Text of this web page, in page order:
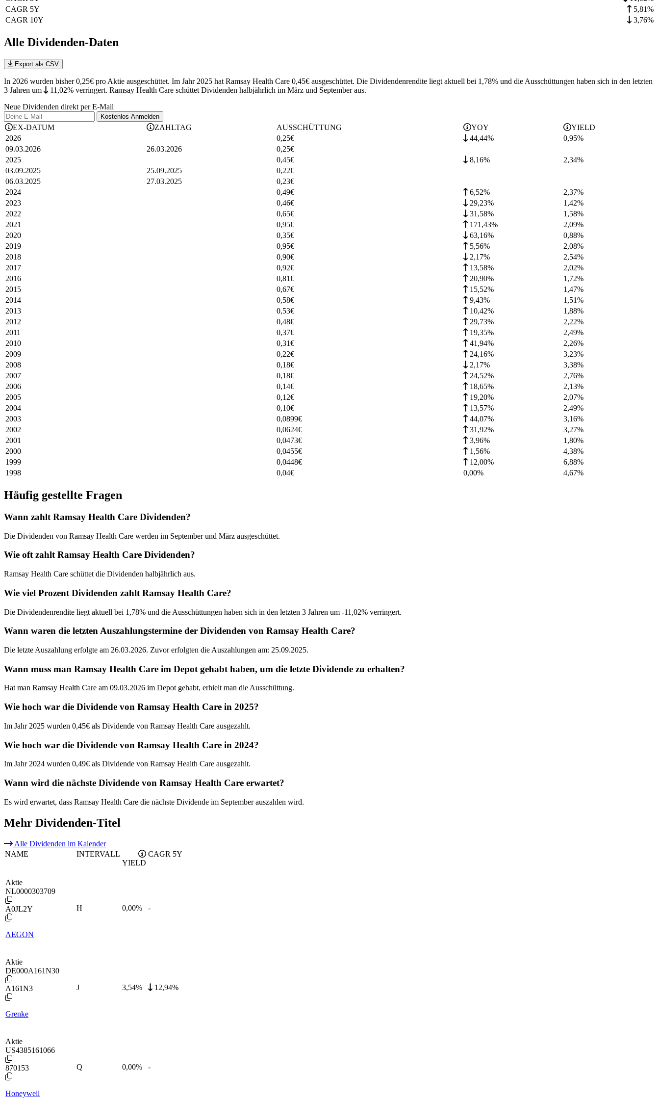
CAGR 5Y
5,81%
CAGR 10Y
3,76%
Alle Dividenden-Daten
Export als CSV
In 2026 wurden bisher 0,25€ pro Aktie ausgeschüttet. Im Jahr 2025 hat Ramsay Health Care 0,45€ ausgeschüttet. Die Dividendenrendite liegt aktuell bei 1,78% und die Ausschüttungen haben sich in den letzten
3 Jahren um 11,02% verringert. Ramsay Health Care schüttet Dividenden halbjährlich im März und September aus.
Neue Dividenden direkt per E-Mail
Kostenlos Anmelden
EX-DATUM ZAHLTAG AUSSCHÜTTUNG YOY
YIELD
2026
0,25€ 44,44% 0,95%
09.03.2026
26.03.2026 0,25€
2025
0,45€ 8,16% 2,34%
03.09.2025
25.09.2025 0,22€
06.03.2025
27.03.2025 0,23€
2024
0,49€ 6,52% 2,37%
2023
0,46€ 29,23% 1,42%
2022
0,65€ 31,58% 1,58%
2021
0,95€ 171,43% 2,09%
2020
0,35€ 63,16% 0,88%
2019
0,95€ 5,56% 2,08%
2018
0,90€ 2,17% 2,54%
2017
0,92€ 13,58% 2,02%
2016
0,81€ 20,90% 1,72%
2015
0,67€ 15,52% 1,47%
2014
0,58€ 9,43% 1,51%
2013
0,53€ 10,42% 1,88%
2012
0,48€ 29,73% 2,22%
2011
0,37€ 19,35% 2,49%
2010
0,31€ 41,94% 2,26%
2009
0,22€ 24,16% 3,23%
2008
0,18€ 2,17% 3,38%
2007
0,18€ 24,52% 2,76%
2006
0,14€ 18,65% 2,13%
2005
0,12€ 19,20% 2,07%
2004
0,10€ 13,57% 2,49%
2003
0,0899€ 44,07% 3,16%
2002
0,0624€ 31,92% 3,27%
2001
0,0473€ 3,96% 1,80%
2000
0,0455€ 1,56% 4,38%
1999
0,0448€ 12,00% 6,88%
1998
0,04€ 0,00% 4,67%
Häufig gestellte Fragen
Wann zahlt Ramsay Health Care Dividenden?
Die Dividenden von Ramsay Health Care werden im September und März ausgeschüttet.
Wie oft zahlt Ramsay Health Care Dividenden?
Ramsay Health Care schüttet die Dividenden halbjährlich aus.
Wie viel Prozent Dividenden zahlt Ramsay Health Care?
Die Dividendenrendite liegt aktuell bei 1,78% und die Ausschüttungen haben sich in den letzten 3 Jahren um -11,02% verringert.
Wann waren die letzten Auszahlungstermine der Dividenden von Ramsay Health Care?
Die letzte Auszahlung erfolgte am 26.03.2026. Zuvor erfolgten die Auszahlungen am: 25.09.2025.
Wann muss man Ramsay Health Care im Depot gehabt haben, um die letzte Dividende zu erhalten?
Hat man Ramsay Health Care am 09.03.2026 im Depot gehabt, erhielt man die Ausschüttung.
Wie hoch war die Dividende von Ramsay Health Care in 2025?
Im Jahr 2025 wurden 0,45€ als Dividende von Ramsay Health Care ausgezahlt.
Wie hoch war die Dividende von Ramsay Health Care in 2024?
Im Jahr 2024 wurden 0,49€ als Dividende von Ramsay Health Care ausgezahlt.
Wann wird die nächste Dividende von Ramsay Health Care erwartet?
Es wird erwartet, dass Ramsay Health Care die nächste Dividende im September auszahlen wird.
Mehr Dividenden-Titel
Alle Dividenden im Kalender
NAME
INTERVALL
YIELD
CAGR 5Y
Aktie
NL0000303709
A0JL2Y
AEGON
H 0,00% -
Aktie
DE000A161N30
A161N3
Grenke
J 3,54% 12,94%
Aktie
US4385161066
870153
Honeywell
Q 0,00% -